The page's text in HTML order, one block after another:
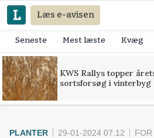
Læs e-avisen
Seneste Mest læste Kvæg
KWS Rallys topper
sortsforsøg i vinterbyg
PLANTER 29-01-2024 07:12 FOR